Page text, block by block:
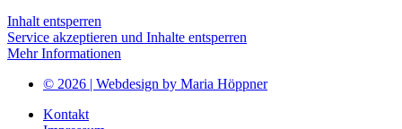
Inhalt entsperren
Service akzeptieren und Inhalte entsperren
Mehr Informationen
© 2026 | Webdesign by Maria Höppner
Kontakt